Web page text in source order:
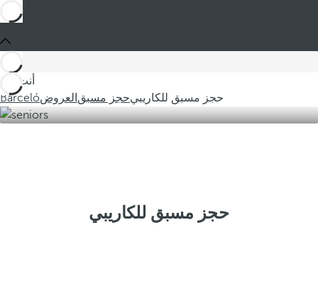
أنت في
Barcelóالعروض حجز مسبقحجز مسبق للكاريبي
حجز مسبق للكاريبي